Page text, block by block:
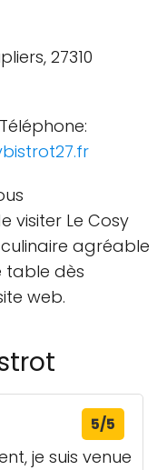
27310
Téléphone:
visiter Le Cosy
agréable
table dès
web.
5/5
je suis venue